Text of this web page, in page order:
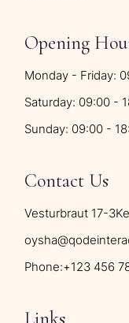
Opening
Monday - Friday:
Saturday: 09:00 -
Sunday: 09:00 -
Contact Us
Vesturbraut 17-
Phone:+123 456